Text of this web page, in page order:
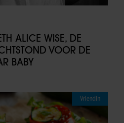
ALICE WISE, DE
VOOR DE
BABY
Vriendin